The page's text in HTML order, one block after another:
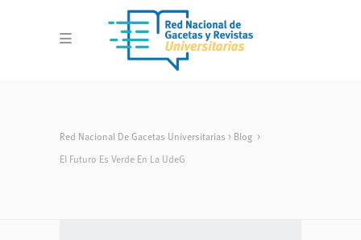
Red Nacional De Gacetas Universitarias > Blog >
El Futuro Es Verde En La UdeG